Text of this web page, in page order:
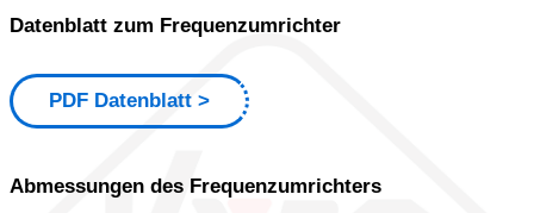
Datenblatt zum Frequenzumrichter
PDF Datenblatt
Abmessungen des Frequenzumrichters